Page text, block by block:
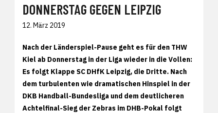
DONNERSTAG GEGEN LEIPZIG
12. März 2019
Nach der Länderspiel-Pause geht es für den THW
Kiel ab Donnerstag in der Liga wieder in die Vollen:
Es folgt Klappe SC DHfK Leipzig, die Dritte. Nach
dem turbulenten wie dramatischen Hinspiel in der
DKB Handball-Bundesliga und dem deutlicheren
Achtelfinal-Sieg der Zebras im DHB-Pokal folgt